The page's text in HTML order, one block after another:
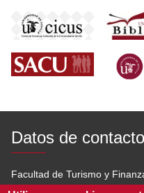
Datos de contacto
Facultad de Turismo y